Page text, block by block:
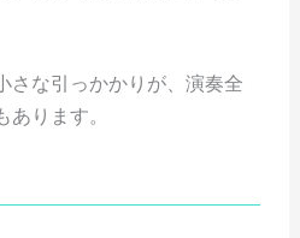
さな引っかかりが、演奏全
ります。